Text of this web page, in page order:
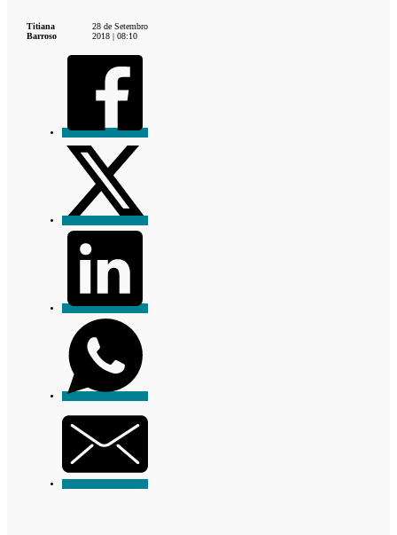
Titiana
Barroso
28 de Setembro
2018 | 08:10